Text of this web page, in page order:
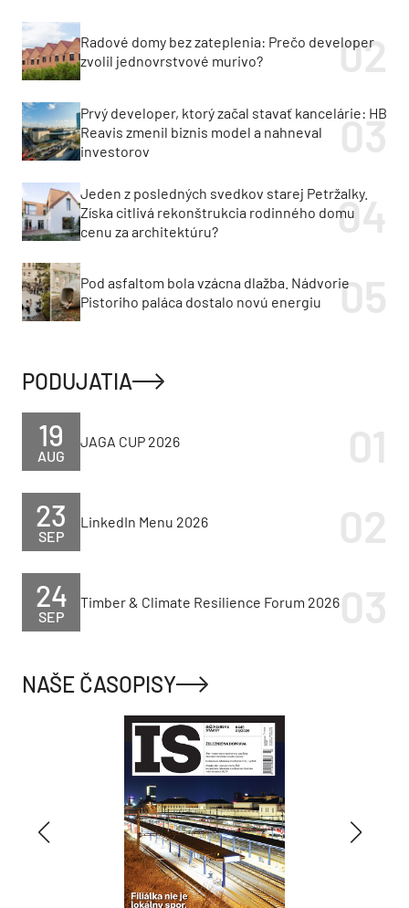
Radové domy bez zateplenia: Prečo developer
zvolil jednovrstvové murivo?
Prvý developer, ktorý začal stavať kancelárie: HB
Reavis zmenil biznis model a nahneval
investorov
Jeden z posledných svedkov starej Petržalky.
Získa citlivá rekonštrukcia rodinného domu
cenu za architektúru?
Pod asfaltom bola vzácna dlažba. Nádvorie
Pistoriho paláca dostalo novú energiu
PODUJATIA
AUG
19 JAGA CUP 2026
SEP
23 LinkedIn Menu 2026
SEP
24 Timber & Climate Resilience Forum 2026
NAŠE ČASOPISY